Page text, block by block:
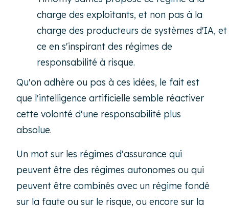
charge des exploitants, et non pas à la
charge des producteurs de systèmes d'IA, et
ce en s'inspirant des régimes de
responsabilité à risque.
Qu'on adhère ou pas à ces idées, le fait est
que l'intelligence artificielle semble réactiver
cette volonté d'une responsabilité plus
absolue.
Un mot sur les régimes d'assurance qui
peuvent être des régimes autonomes ou qui
peuvent être combinés avec un régime fondé
sur la faute ou sur le risque, ou encore sur la